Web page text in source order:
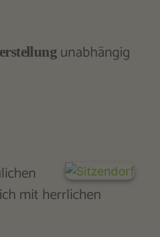
unabhängig
mit herrlichen